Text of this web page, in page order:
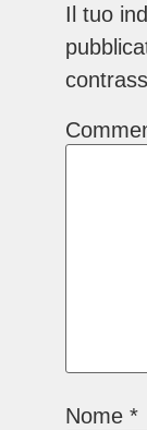
Il tuo
Nome *